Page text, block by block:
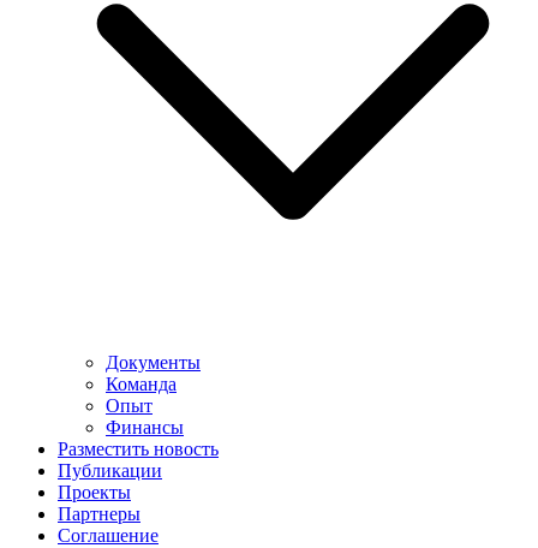
Документы
Команда
Опыт
Финансы
Разместить новость
Публикации
Проекты
Партнеры
Соглашение